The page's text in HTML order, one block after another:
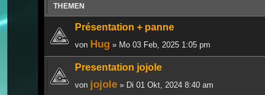
THEMEN
Présentation + panne
von Hug » Mo 03 Feb, 2025 1:05 pm
Presentation jojole
von jojole » Di 01 Okt, 2024 8:40 am